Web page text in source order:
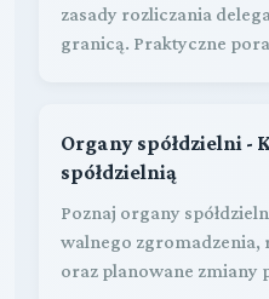
zasady rozliczania
granicą. Praktyczne
Organy spółdzielni -
spółdzielnią
Poznaj organy
walnego zgromadzenia,
oraz planowane zmiany